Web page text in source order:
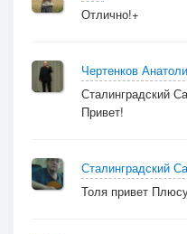
Отлично!+
Чертенков
Сталинградский
Привет!
Сталинградский
Толя привет